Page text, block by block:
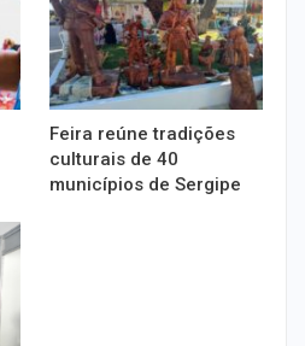
Feira reúne tradições
culturais de 40
municípios de Sergipe